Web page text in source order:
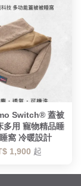
Switch® 蓋被
多用 寵物精品睡
窩 冷暖設計
1,900 起